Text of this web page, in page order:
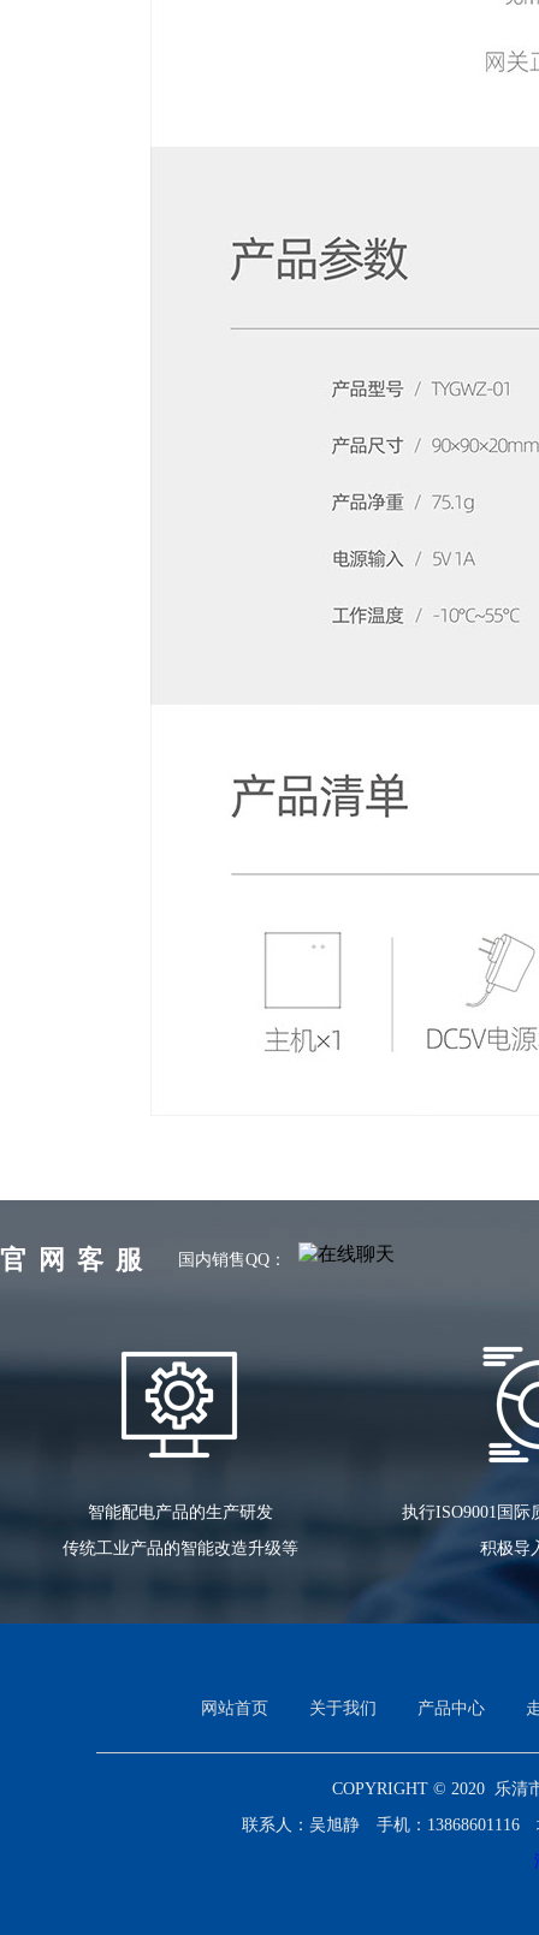
官网客服 国内销售QQ：
智能配电产品的生产研发
传统工业产品的智能改造升级等
执行ISO9001国际
积极导
网站首页 关于我们 产品中心
COPYRIGHT © 2020 乐清
联系人：吴旭静 手机：13868601116